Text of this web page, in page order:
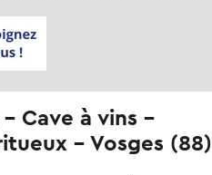
- Vosges (88)